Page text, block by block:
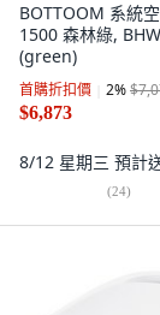
BOTTOOM 系統
1500 森林綠,
(green)
首購折扣價 2%
$6,873
8/12 星期三 預計
(24)